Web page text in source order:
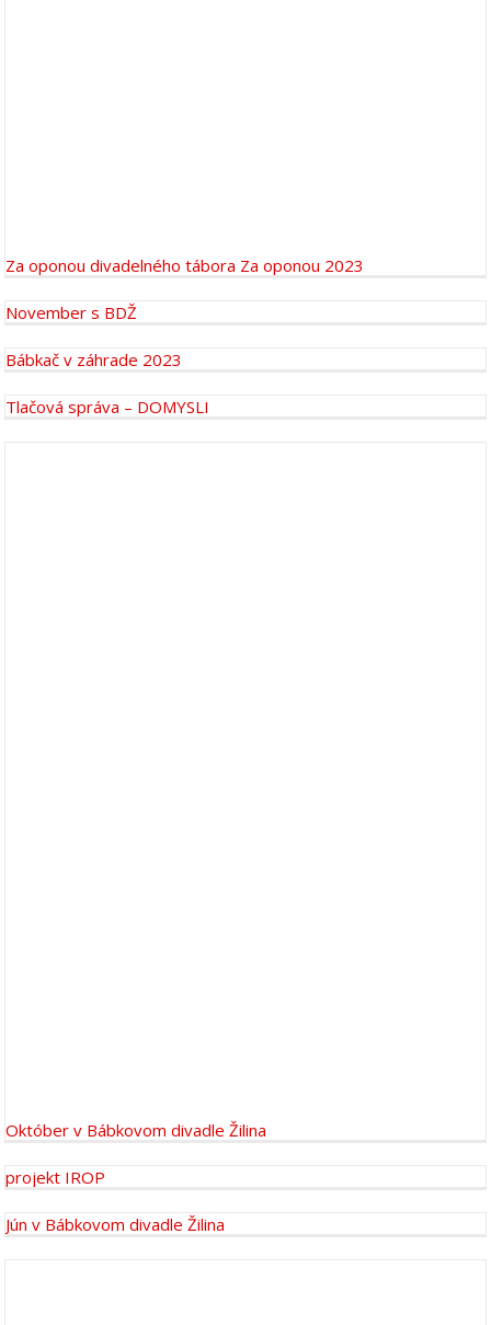
Za oponou divadelného tábora Za oponou 2023
November s BDŽ
Bábkač v záhrade 2023
Tlačová správa – DOMYSLI
Október v Bábkovom divadle Žilina
projekt IROP
Jún v Bábkovom divadle Žilina